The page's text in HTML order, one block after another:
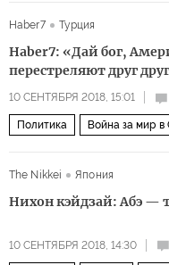
Haber7
Турция
Haber7: «Дай бог,
перестреляют друг
10 СЕНТЯБРЯ 2018, 15:01
Политика Война за мир в
The Nikkei Япония
Нихон кэйдзай: Абэ —
10 СЕНТЯБРЯ 2018, 14:30